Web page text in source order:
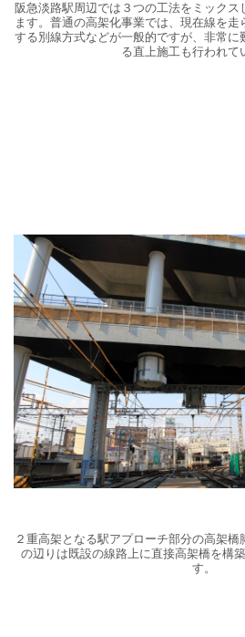
阪急淡路駅周辺では３つの工法をミック
ます。普通の高架化事業では、現在線を
する別線方式などが一般的ですが、非常
る直上施工も行われて
２重高架となる駅アプローチ部分の高架橋
の辺りは既設の線路上に直接高架橋を構
す。